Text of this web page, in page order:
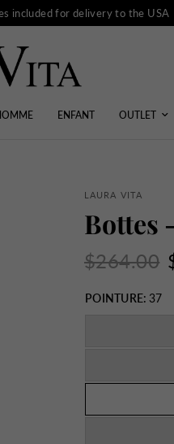
included for delivery to the USA
ENFANT OUTLET
LAURA VITA
Bottes
$264.00
POINTURE: 37